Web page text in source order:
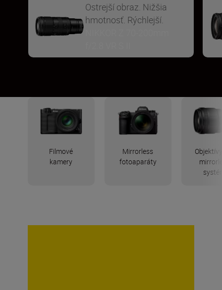
Ostrejší obraz. Nižšia
hmotnosť. Rýchlejší.
Filmové
kamery
Mirrorless
fotoaparáty